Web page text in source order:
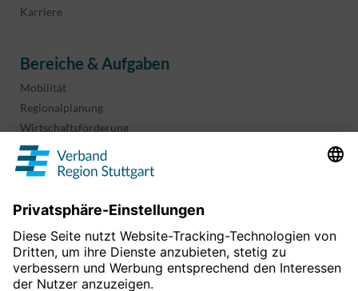
Karriere
Bereiche & Aufgaben
Mobilität
Regionalplanung
Wirtschaftsförderung
Sport und Kultur
Projekte & Programme
Informationen & Downloads